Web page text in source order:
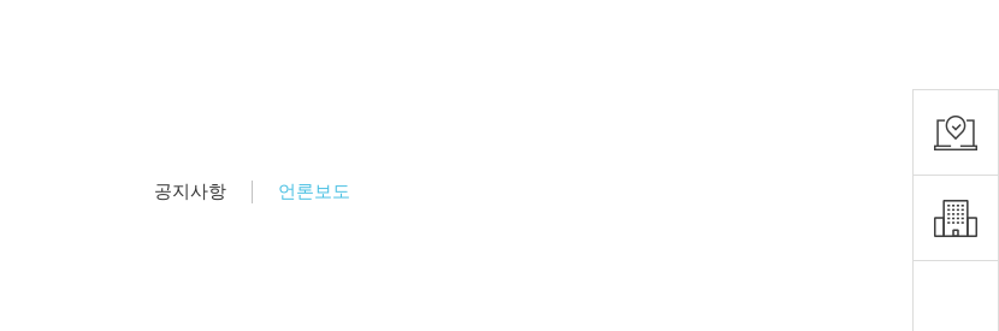
공지사항 언론보도